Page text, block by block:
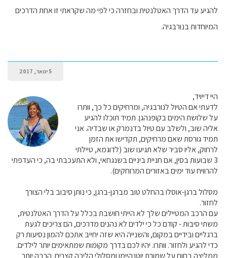
להגיע עד הדרך האטלנטית ובחזרה כי לפי מה שקראתי זו אחת הדרכים
המיוחדות בנורבגיה.
5 ינואר, 2017
היי דייויד,
לדעתי אם הטיול לנורבגיה, ומרחיקים כל כך, וותרו
על שלושת הימים בקופנהגן. תמיד תוכלו להגיע
אליה שוב, ולשלב עם טיול בדנמרק או שבדיה. אני
תמיד גורסת שאם מרחיקים, תקדישו את הזמן
לרחוק, אליו סביר שלא תגיעו שוב (לדוגמא, טיילתי
3 שבועות בסין, אם חניית ביניים בשנגחאי, ולא התעכבתי בה, כי העדפתי
להרוויח עוד ימים באזורים המרוחקים).
מסלול ברגן-אוסלו בהחלט טוב מברגן-ברגן, כי נותן סיבוב בלי הצורך
לחזור.
עם הרכב המטיילים שלך לא הייתי חושבת בכלל על הדרך האטלנטית,
משתי סיבות - קודם כל כי ילדים לא נהנים מדרכים, הם צריכים לגעת
ברגליים ובידיים במקום, והשנייה היא שזה יחייב אתכם להמון נסיעות רק
כדי להגיע ולחזור. וותרו. יהיו לכם בדרך מקומות שמתאימים יותר לילדים.
ממליצה בחום על שמורת יוטנהיימן ומסלולי הליכה קצרים. הרבה יותר